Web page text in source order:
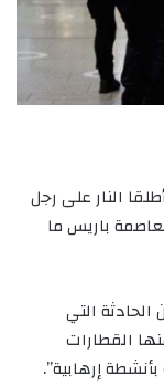
النار على رجل
باريس ما
التي
القطارات
إرهابية”.